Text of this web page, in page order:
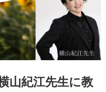
山紀江先生に教